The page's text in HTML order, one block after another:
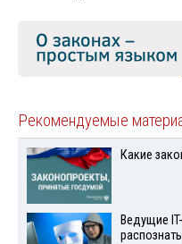
Рекомендуемые
Какие
Ведущие